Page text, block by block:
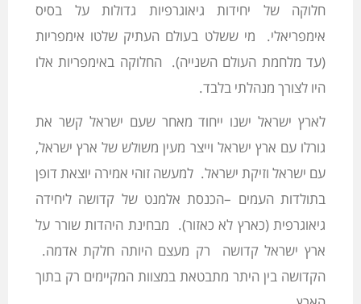
חלוקה של יחידות גיאוגרפיות גדולות על בסיס
אימפריאלי. מי ששלט בעולם העתיק שלטו אימפריות
(עד מלחמת העולם השנייה). החלוקה באימפריות אלו
היו לצורך מנהלתי בלבד.
לארץ ישראל ישנו ייחוד מאחר שעם ישראל קשר את
גורלו עם ארץ ישראל וייצר מעין משולש של ארץ ישראל,
עם ישראל וזיקת ישראל. למעשה זוהי אמירה יוצאת דופן
בתולדות העמים –הכנסת אלמנט של קדושה ליחידה
גיאוגרפית (כארץ לא כאזור). מבחינת היהדות שורר על
ארץ ישראל קדושה רק מעצם היותה חלקת אדמה.
הקדושה בין היתר מתבטאת במצוות המקיימים רק בתוך